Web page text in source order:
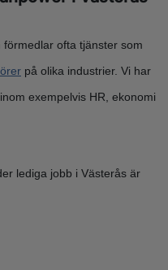
ofta tjänster som
på olika industrier. Vi har
exempelvis HR, ekonomi
lediga jobb i Västerås är